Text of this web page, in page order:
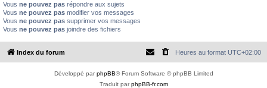
Vous ne pouvez pas répondre aux sujets
Vous ne pouvez pas modifier vos messages
Vous ne pouvez pas supprimer vos messages
Vous ne pouvez pas joindre des fichiers
Index du forum Heures au format UTC+02:00
Développé parphpBB® Forum Software © phpBB Limited
Traduit parphpBB-fr.com